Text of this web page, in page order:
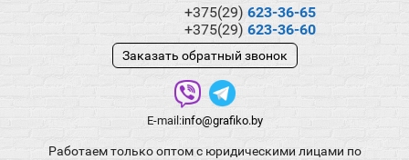
+375(29) 623-36-65
+375(29) 623-36-60
Заказать обратный звонок
E-mail:info@grafiko.by
Работаем только оптом с юридическими лицами по